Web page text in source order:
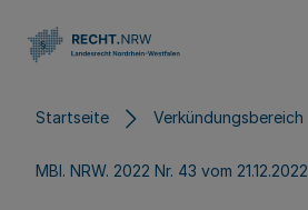
Startseite Verkündungsbereich
MBl. NRW. 2022 Nr. 43 vom 21.12.2022